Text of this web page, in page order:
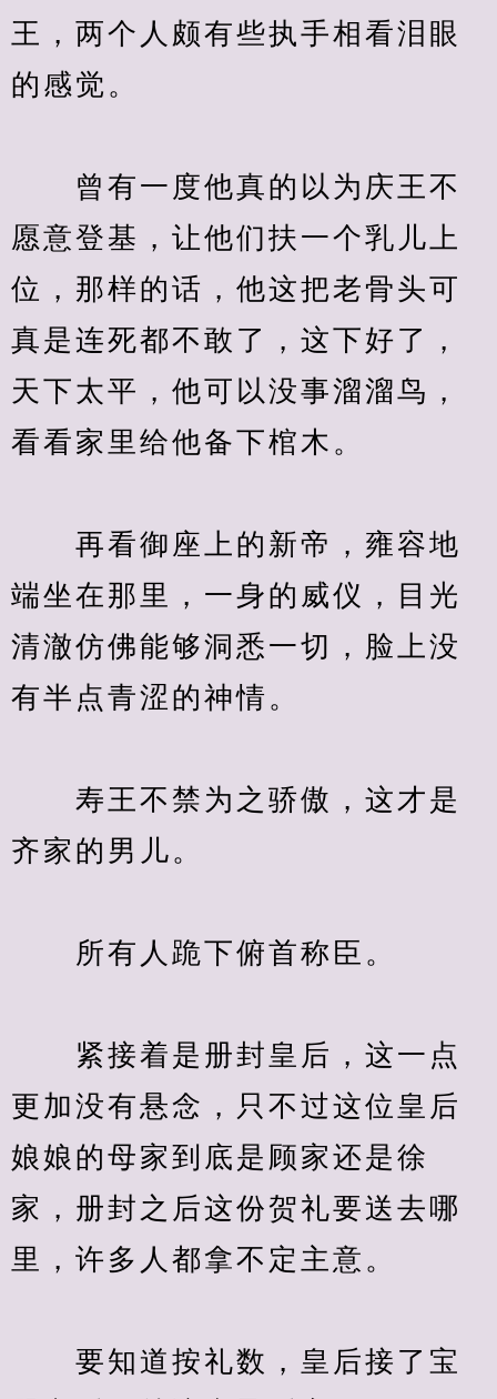
王，两个人颇有些执手相看泪眼
曾有一度他真的以为庆王不
愿意登基，让他们扶一个乳儿上
位，那样的话，他这把老骨头可
真是连死都不敢了，这下好了，
天下太平，他可以没事溜溜鸟，
再看御座上的新帝，雍容地
端坐在那里，一身的威仪，目光
清澈仿佛能够洞悉一切，脸上没
寿王不禁为之骄傲，这才是
紧接着是册封皇后，这一点
更加没有悬念，只不过这位皇后
娘娘的母家到底是顾家还是徐
家，册封之后这份贺礼要送去哪
要知道按礼数，皇后接了宝